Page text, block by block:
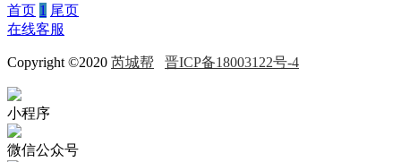
首页 1 尾页
在线客服
Copyright ©2020 芮城帮 晋ICP备18003122号-4
小程序
微信公众号